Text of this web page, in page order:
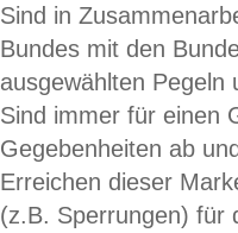
Sind in
Bundes mit den
ausgewählten
Sind immer für einen
Gegebenheiten ab
Erreichen dieser
(z.B. Sperrungen) für